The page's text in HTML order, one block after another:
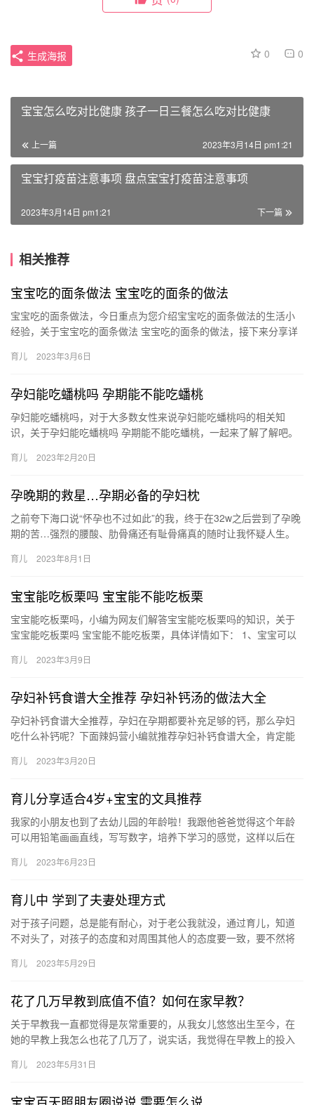
0 0
生成海报
宝宝怎么吃对比健康 孩子一日三餐怎么吃对比健康
上一篇 2023年3月14日 pm1:21
宝宝打疫苗注意事项 盘点宝宝打疫苗注意事项
下一篇
2023年3月14日 pm1:21
相关推荐
宝宝吃的面条做法 宝宝吃的面条的做法
宝宝吃的面条做法，今日重点为您介绍宝宝吃的面条做法的生活小
经验，关于宝宝吃的面条做法 宝宝吃的面条的做法，接下来分享详
吃…
育儿 2023年3月6日
孕妇能吃蟠桃吗 孕期能不能吃蟠桃
孕妇能吃蟠桃吗，对于大多数女性来说孕妇能吃蟠桃吗的相关知
识，关于孕妇能吃蟠桃吗 孕期能不能吃蟠桃，一起来了解了解吧。
吃…
育儿 2023年2月20日
孕晚期的救星…孕期必备的孕妇枕
之前夸下海口说“怀孕也不过如此”的我，终于在32w之后尝到了孕晚
期的苦…强烈的腰酸、肋骨痛还有耻骨痛真的随时让我怀疑人生。
育儿 2023年8月1日
宝宝能吃板栗吗 宝宝能不能吃板栗
宝宝能吃板栗吗，小编为网友们解答宝宝能吃板栗吗的知识，关于
宝宝能吃板栗吗 宝宝能不能吃板栗，具体详情如下： 1、宝宝可以
吃…
育儿 2023年3月9日
孕妇补钙食谱大全推荐 孕妇补钙汤的做法大全
孕妇补钙食谱大全推荐，孕妇在孕期都要补充足够的钙，那么孕妇
吃什么补钙呢？下面辣妈营小编就推荐孕妇补钙食谱大全，肯定能
妇…
育儿 2023年3月20日
育儿分享适合4岁+宝宝的文具推荐
我家的小朋友也到了去幼儿园的年龄啦！我跟他爸爸觉得这个年龄
可以用铅笔画画直线，写写数字，培养下学习的感觉，这样以后在
园的…
育儿 2023年6月23日
育儿中 学到了夫妻处理方式
对于孩子问题，总是能有耐心，对于老公我就没，通过育儿，知道
不对头了，对孩子的态度和对周围其他人的态度要一致，要不然将
心，…
育儿 2023年5月29日
花了几万早教到底值不值？如何在家早教？
关于早教我一直都觉得是灰常重要的，从我女儿悠悠出生至今，在
她的早教上我怎么也花了几万了，说实话，我觉得在早教上的投入
常重…
育儿 2023年5月31日